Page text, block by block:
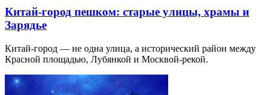
Китай-город пешком: старые улицы, храмы и
Зарядье
Китай-город — не одна улица, а исторический район между
Красной площадью, Лубянкой и Москвой-рекой.